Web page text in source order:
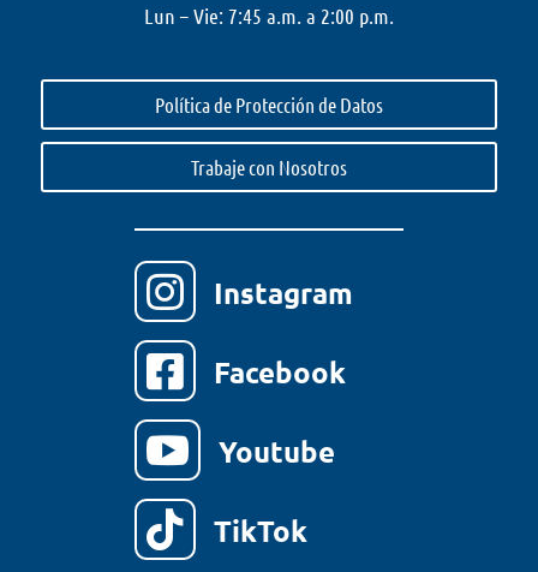
Lun – Vie: 7:45 a.m. a 2:00 p.m.
Política de Protección de Datos
Trabaje con Nosotros
 Instagram
 Facebook
 Youtube
 TikTok